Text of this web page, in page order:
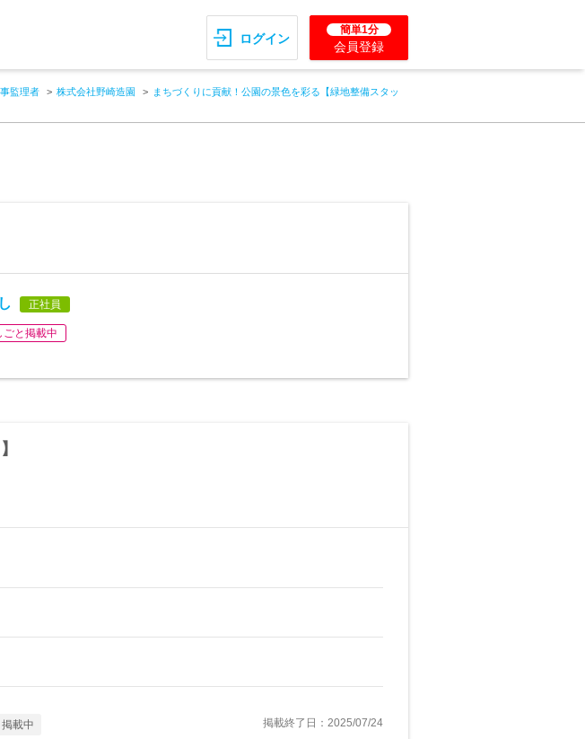
ログイン
簡単1分
会員登録
監理者 株式会社野崎造園
まちづくりに貢献！公園の景色を彩る【緑地整備スタッ
正社員
ごと掲載中
載中 掲載終了日：2025/07/24